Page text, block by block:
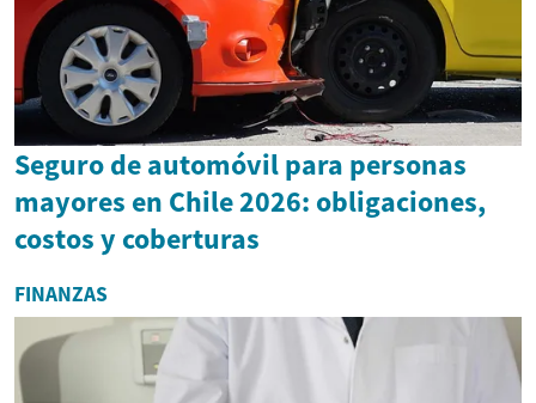
Seguro de automóvil para personas
mayores en Chile 2026: obligaciones,
costos y coberturas
FINANZAS